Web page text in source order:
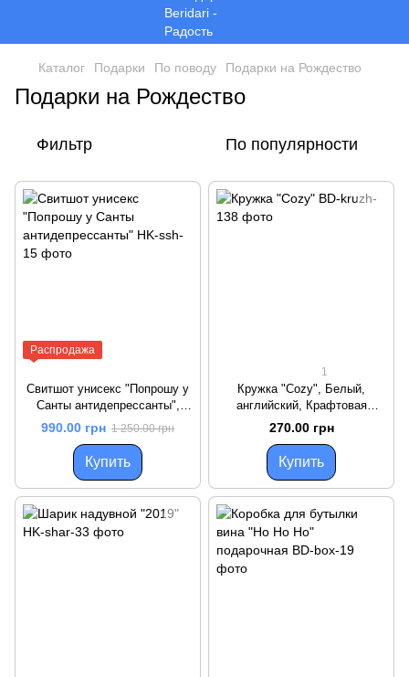
Каталог Подарки По поводу Подарки на Рождество
Подарки на Рождество
Фильтр По популярности
Распродажа
Свитшот унисекс "Попрошу у
Санты антидепрессанты",
Черный, L, русский
990.00 грн 1 250.00 грн
Купить
1
Кружка "Cozy", Белый,
английский, Крафтовая
коробка, 425 мл
270.00 грн
Купить